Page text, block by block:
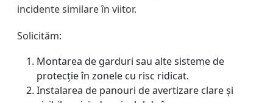
incidente similare în viitor.
Solicităm:
Montarea de garduri sau alte sisteme de
protecție în zonele cu risc ridicat.
Instalarea de panouri de avertizare clare și